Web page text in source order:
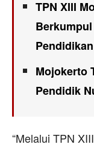
TPN XIII
Mojokerto
Pendidik
“Melalui TPN